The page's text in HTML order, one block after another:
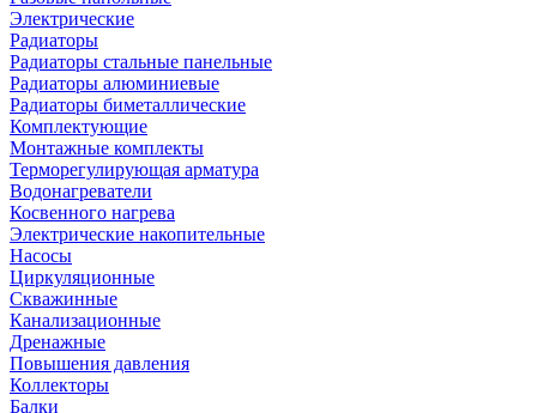
Электрические
Радиаторы
Радиаторы стальные панельные
Радиаторы алюминиевые
Радиаторы биметаллические
Комплектующие
Монтажные комплекты
Терморегулирующая арматура
Водонагреватели
Косвенного нагрева
Электрические накопительные
Насосы
Циркуляционные
Скважинные
Канализационные
Дренажные
Повышения давления
Коллекторы
Балки